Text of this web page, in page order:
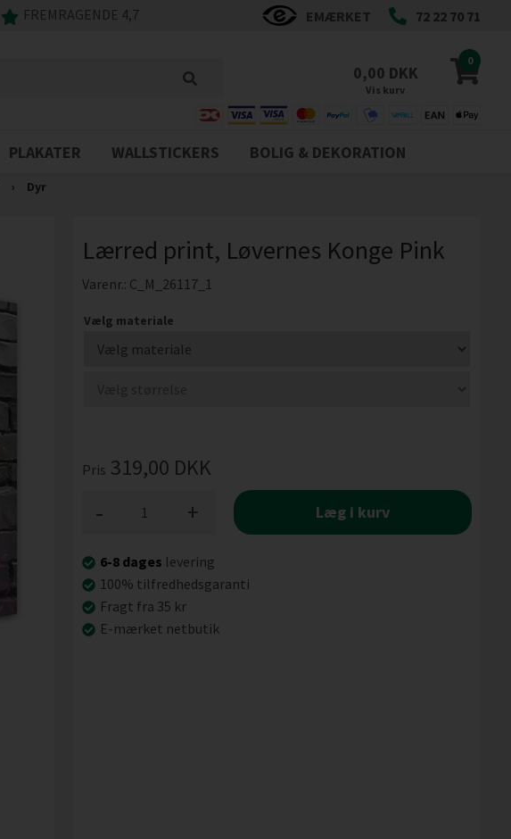
FREMRAGENDE 4,7 EMÆRKET 72 22 70 71
0
0,00 DKK
Vis kurv
PLAKATER WALLSTICKERS BOLIG & DEKORATION
› Dyr
Lærred print, Løvernes Konge Pink
Varenr.: C_M_26117_1
Vælg materiale
Pris 319,00 DKK
+
- Læg i kurv
6-8 dages levering
100% tilfredhedsgaranti
Fragt fra 35 kr
E-mærket netbutik